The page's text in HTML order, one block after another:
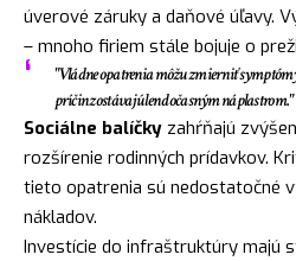
úverové záruky a daňové úľavy.
– mnoho firiem stále bojuje o
"Vládne opatrenia môžu zmierniť
príčin zostávajú len dočasným náplastrom."
Sociálne balíčky zahŕňajú
rozšírenie rodinných prídavkov.
tieto opatrenia sú nedostatočné
nákladov.
Investície do infraštruktúry majú